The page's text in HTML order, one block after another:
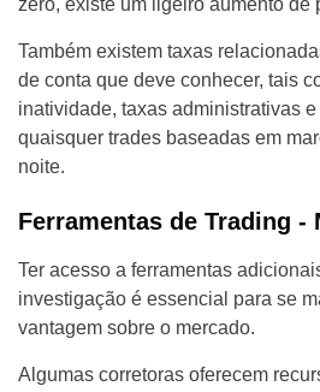
zero, existe um ligeiro aumento de
Também existem taxas
de conta que deve conhecer, tais
inatividade, taxas administrativas
quaisquer trades baseadas em
noite.
Ferramentas de Trading -
Ter acesso a ferramentas
investigação é essencial para se
vantagem sobre o mercado.
Algumas corretoras oferecem